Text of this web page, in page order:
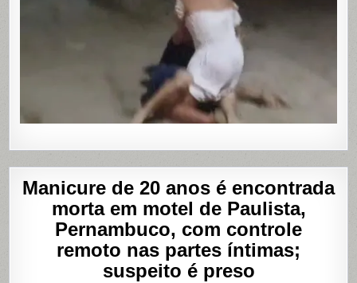
Manicure de 20 anos é encontrada
morta em motel de Paulista,
Pernambuco, com controle
remoto nas partes íntimas;
suspeito é preso